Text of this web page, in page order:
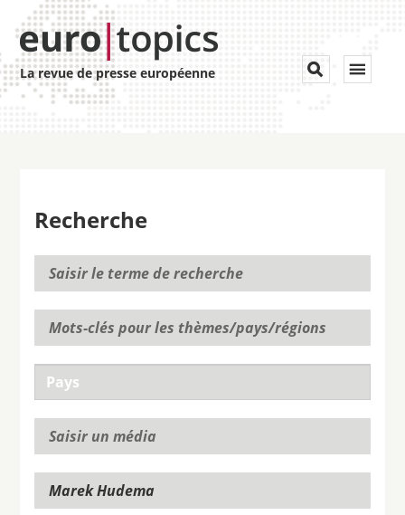
La revue de presse européenne Toggle


Recherche